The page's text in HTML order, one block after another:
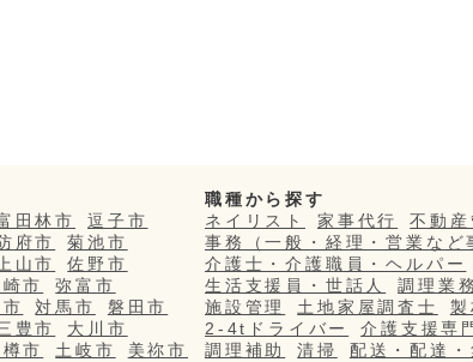
田林市
逗子市
府市
菊池市
上山市
佐野市
市
弥富市
対馬市
磐田市
豊市
大川市
市 土岐市
美祢市
職種から探す
ネイリスト
家事代行
不動
事務（一般・経理・営業など
介護士・介護職員・ヘルパー
生活支援員・世話人
調理業
施設管理
土地家屋調査士
2-4tドライバー
介護支援専
調理補助
清掃
配送・配達